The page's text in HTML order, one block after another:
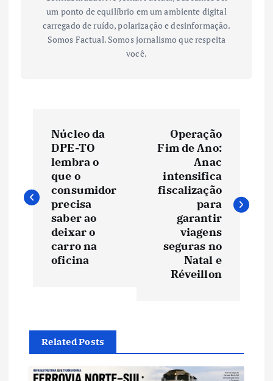
um ponto de equilíbrio em um ambiente digital
carregado de ruído, polarização e desinformação.
Somos Factual. Somos jornalismo que respeita
você.
v
e
ã
o
Núcleo da
DPE-TO
lembra o
que o
consumidor
precisa
saber ao
deixar o
carro na
oficina
Operação
Fim de Ano:
Anac
intensifica
fiscalização
para
garantir
viagens
seguras no
Natal e
Réveillon
Related Posts